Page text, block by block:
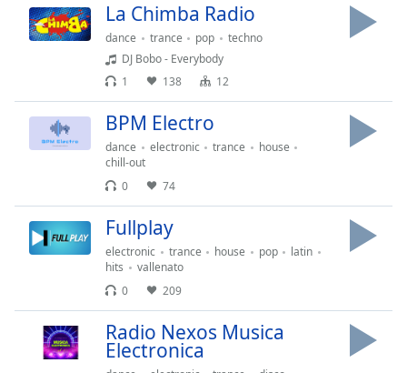
currently
behind
LIVE
Chapters
off,
selected
La Chimba Radio
dance trance pop
techno
DJ Bobo - Everybody
1
138 12
BPM Electro
dance electronic trance
house
chill-out
0
74
Fullplay
electronic trance house pop
latin
hits
vallenato
0
209
Radio Nexos Musica
Electronica